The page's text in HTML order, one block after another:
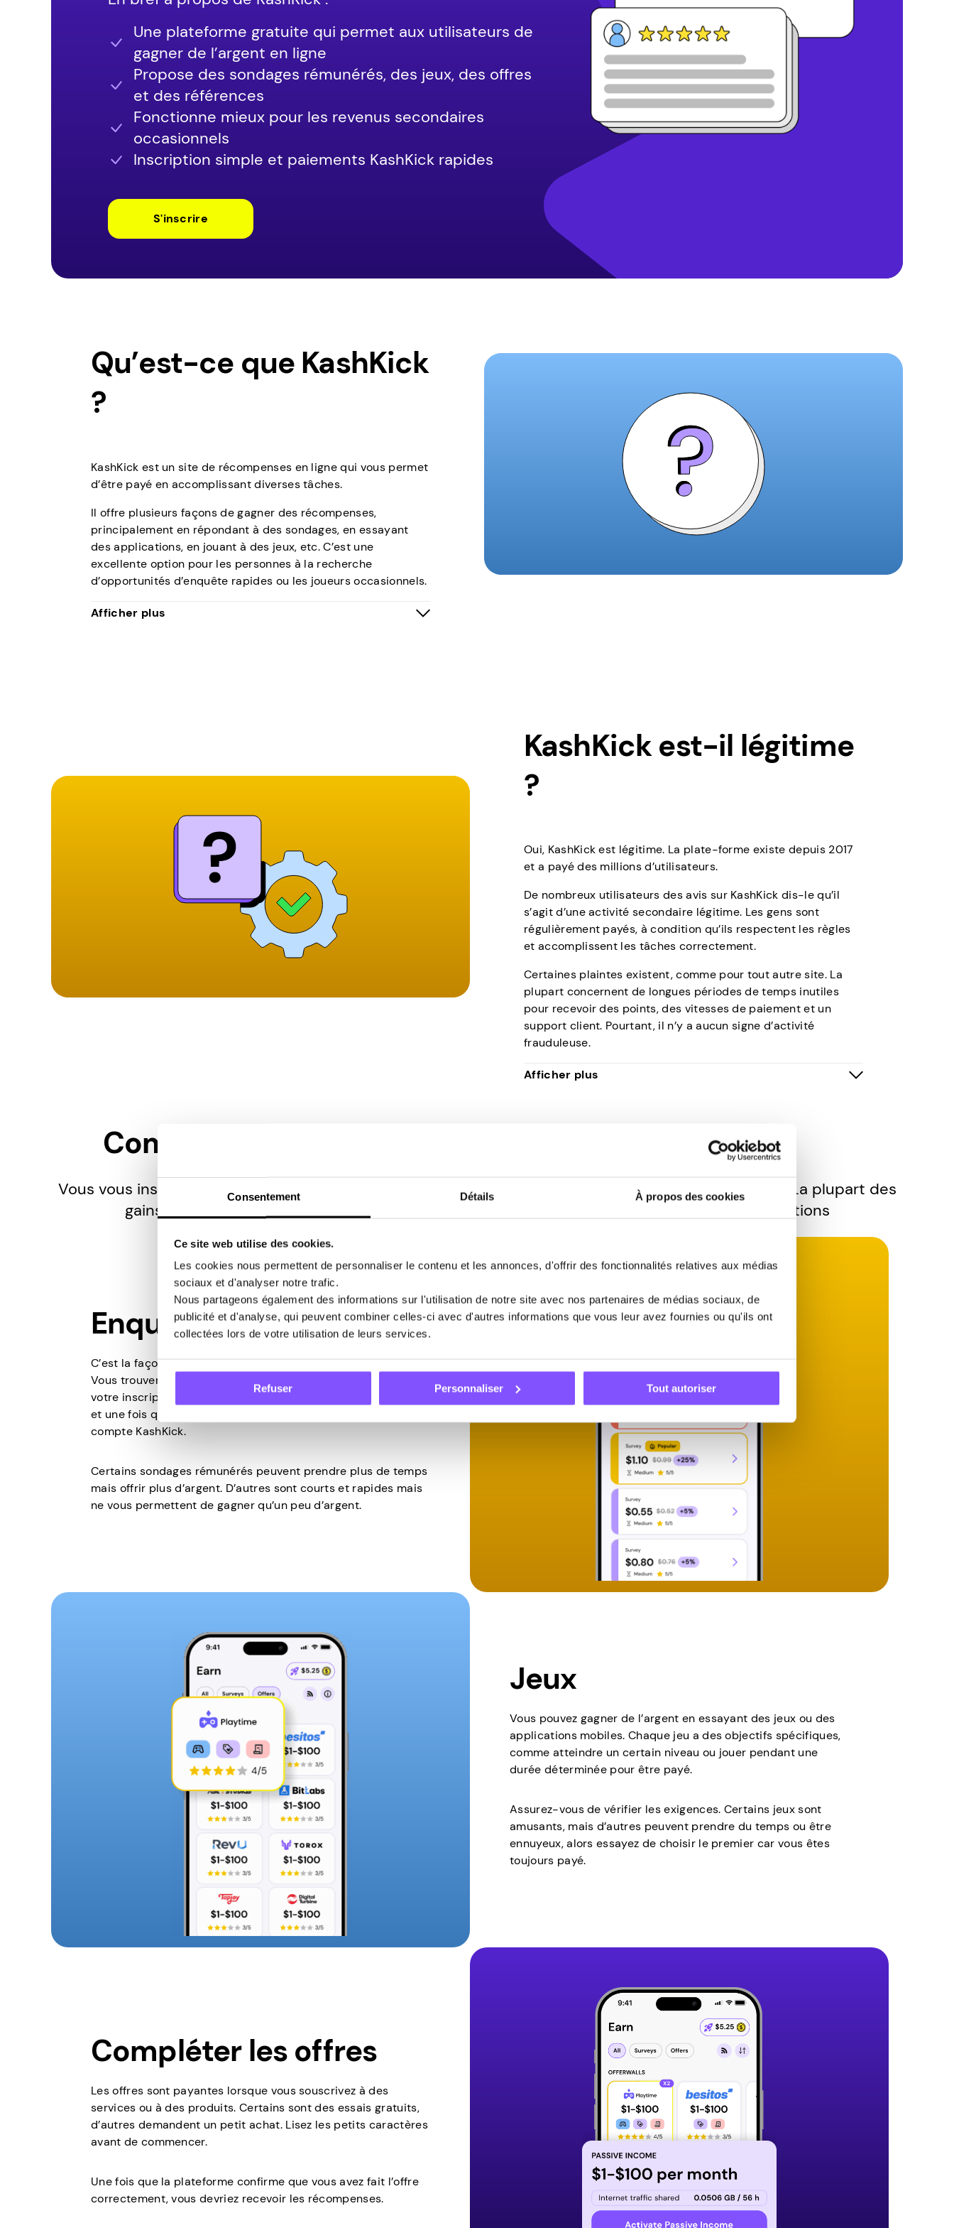
Consentement Détails À propos des cookies
Ce site web utilise des cookies.
Les cookies nous permettent de personnaliser le contenu et les annonces, d'offrir des fonctionnalités relatives aux médias
sociaux et d'analyser notre trafic.
Nous partageons également des informations sur l'utilisation de notre site avec nos partenaires de médias sociaux, de
publicité et d'analyse, qui peuvent combiner celles-ci avec d'autres informations que vous leur avez fournies ou qu'ils ont
collectées lors de votre utilisation de leurs services.
Refuser Personnaliser Tout autoriser
Une plateforme gratuite qui permet aux utilisateurs de
gagner de l’argent en ligne
Propose des sondages rémunérés, des jeux, des offres
et des références
Fonctionne mieux pour les revenus secondaires
occasionnels
Inscription simple et paiements KashKick rapides
S'inscrire
Qu’est-ce que KashKick
?
KashKick est un site de récompenses en ligne qui vous permet
d’être payé en accomplissant diverses tâches.
Il offre plusieurs façons de gagner des récompenses,
principalement en répondant à des sondages, en essayant
des applications, en jouant à des jeux, etc. C’est une
excellente option pour les personnes à la recherche
d’opportunités d’enquête rapides ou les joueurs occasionnels.
L’adhésion est gratuite et conçue pour les personnes qui
Afficher plus
KashKick est-il légitime
?
Oui, KashKick est légitime. La plate-forme existe depuis 2017
et a payé des millions d’utilisateurs.
De nombreux utilisateurs des avis sur KashKick dis-le qu’il
s’agit d’une activité secondaire légitime. Les gens sont
régulièrement payés, à condition qu’ils respectent les règles
et accomplissent les tâches correctement.
Certaines plaintes existent, comme pour tout autre site. La
plupart concernent de longues périodes de temps inutiles
pour recevoir des points, des vitesses de paiement et un
support client. Pourtant, il n’y a aucun signe d’activité
frauduleuse.
Comme pour toutes les plateformes de récompenses, vous
Afficher plus
Comment fonctionne KashKick ?
Vous vous inscrivez, vous vous connectez et vous choisissez les tâches que vous souhaitez essayer. La plupart des
gains de KashKick proviennent de quatre méthodes : enquêtes, jeux, offres et recommandations
Enquêtes
C’est la façon la plus courante dont les utilisateurs sont payés.
Vous trouverez de nombreuses opportunités d’enquête après
votre inscription. Choisissez un sondage, donnez vos réponses,
et une fois qu’il est approuvé, les récompenses vont sur votre
compte KashKick.
Certains sondages rémunérés peuvent prendre plus de temps
mais offrir plus d’argent. D’autres sont courts et rapides mais
ne vous permettent de gagner qu’un peu d’argent.
Jeux
Vous pouvez gagner de l’argent en essayant des jeux ou des
applications mobiles. Chaque jeu a des objectifs spécifiques,
comme atteindre un certain niveau ou jouer pendant une
durée déterminée pour être payé.
Assurez-vous de vérifier les exigences. Certains jeux sont
amusants, mais d’autres peuvent prendre du temps ou être
ennuyeux, alors essayez de choisir le premier car vous êtes
toujours payé.
Compléter les offres
Les offres sont payantes lorsque vous souscrivez à des
services ou à des produits. Certains sont des essais gratuits,
d’autres demandent un petit achat. Lisez les petits caractères
avant de commencer.
Une fois que la plateforme confirme que vous avez fait l’offre
correctement, vous devriez recevoir les récompenses.